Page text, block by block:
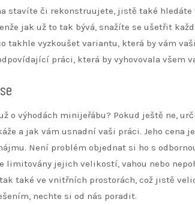
stavíte či rekonstruujete, jistě také
jak už to tak bývá, snažíte se ušetřit
takhle vyzkoušet variantu, která by vám
práci, která by vyhovovala všem
o výhodách minijeřábu? Pokud ještě ne,
a jak vám usnadní vaši práci. Jeho
Není problém objednat si ho s
limitovány jejich velikostí, vahou nebo
také ve vnitřních prostorách, což jistě
nechte si od nás poradit.